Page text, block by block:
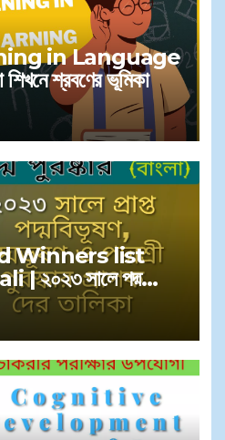
in Language
শ্রবণের ভূমিকা
Winners list
২০২৩ সালে পদ্ম